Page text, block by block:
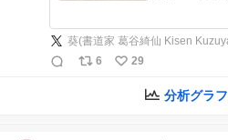
頂きまし
#内藤哲也
葵(書道家 葛谷綺仙 Kisen
6
29
分析グラ